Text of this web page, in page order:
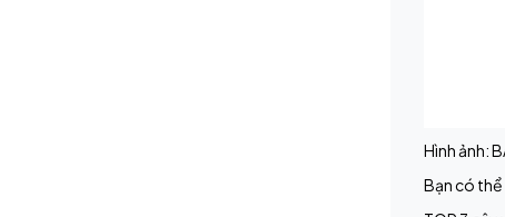
Hình ảnh:
Bạn có thể